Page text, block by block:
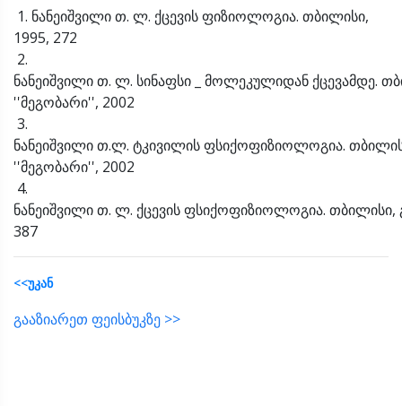
1. ნანეიშვილი თ. ლ. ქცევის ფიზიოლოგია. თბილისი,
1995, 272
2.
ნანეიშვილი თ. ლ. სინაფსი _ მოლეკულიდან ქცევამდე.
''მეგობარი'', 2002
3.
ნანეიშვილი თ.ლ. ტკივილის ფსიქოფიზიოლოგია.
''მეგობარი'', 2002
4.
ნანეიშვილი თ. ლ. ქცევის ფსიქოფიზიოლოგია. თბილისი,
387
<<უკან
გააზიარეთ ფეისბუკზე >>